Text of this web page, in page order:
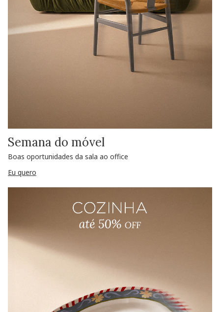
Semana do móvel
Boas oportunidades da sala ao office
Eu quero